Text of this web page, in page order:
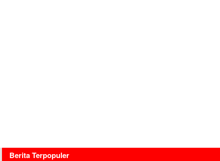
Berita Terpopuler